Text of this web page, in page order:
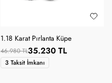
1.18 Karat Pırlanta Küpe
46.980 TL35.230 TL
3 Taksit İmkanı